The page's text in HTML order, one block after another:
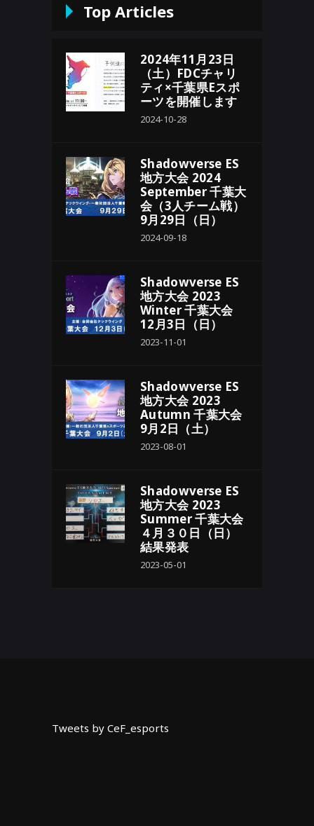
Top Articles
2024年11月23日
（土）FDCチャリ
ティ×千葉県Eスポ
ーツを開催します
2024-10-28
Shadowverse ES
地方大会 2024
September 千葉大
会（3人チーム戦）
9月29日（日）
2024-09-18
Shadowverse ES
地方大会 2023
Winter 千葉大会
12月3日（日）
2023-11-01
Shadowverse ES
地方大会 2023
Autumn 千葉大会
9月2日（土）
2023-08-01
Shadowverse ES
地方大会 2023
Summer 千葉大会
４月３０日（日）
結果発表
2023-05-01
Tweets by CeF_esports